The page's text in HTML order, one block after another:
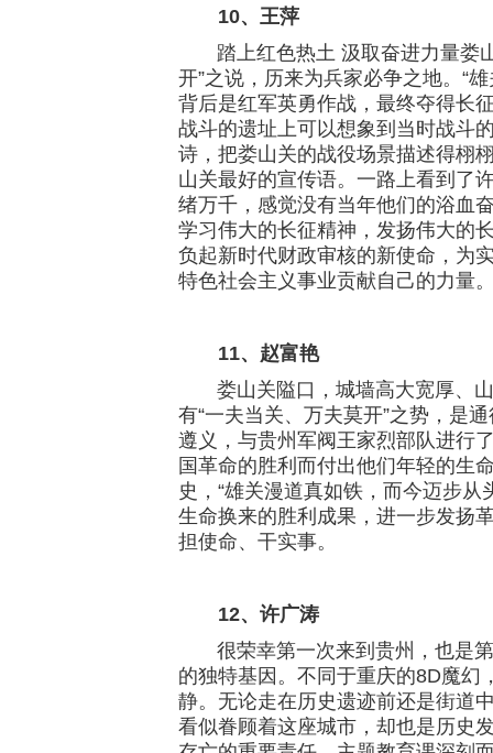
10、王萍
踏上红色热土 汲取奋进力量娄山
开”之说，历来为兵家必争之地。“
背后是红军英勇作战，最终夺得长
战斗的遗址上可以想象到当时战斗
诗，把娄山关的战役场景描述得栩
山关最好的宣传语。一路上看到了
绪万千，感觉没有当年他们的浴血
学习伟大的长征精神，发扬伟大的
负起新时代财政审核的新使命，为
特色社会主义事业贡献自己的力量
11、 赵富艳
娄山关隘口，城墙高大宽厚、山
有“一夫当关、万夫莫开”之势，是
遵义，与贵州军阀王家烈部队进行
国革命的胜利而付出他们年轻的生
史，“雄关漫道真如铁，而今迈步
生命换来的胜利成果，进一步发扬
担使命、干实事。
12、 许广涛
很荣幸第一次来到贵州，也是第
的独特基因。不同于重庆的8D魔幻
静。无论走在历史遗迹前还是街道
看似眷顾着这座城市，却也是历史